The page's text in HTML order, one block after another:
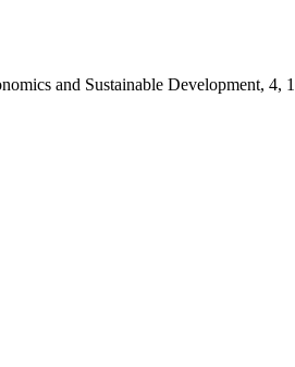
and Sustainable Development, 4,